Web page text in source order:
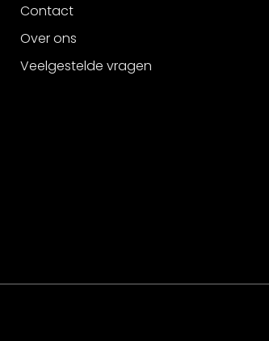
Contact
Over ons
Veelgestelde vragen